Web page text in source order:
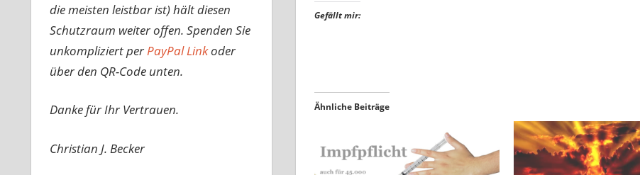
Gefällt mir:
Ähnliche Beiträge
die meisten leistbar ist) hält diesen
Schutzraum weiter offen. Spenden Sie
unkompliziert perPayPal Linkoder
über den QR-Code unten.
Danke für Ihr Vertrauen.
Christian J. Becker